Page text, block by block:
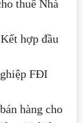
thuê Nhà
hợp đầu
FĐI
hàng cho